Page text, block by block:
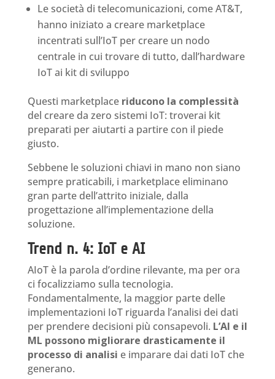
Le società di telecomunicazioni, come AT&T,
hanno iniziato a creare marketplace
incentrati sull’IoT per creare un nodo
centrale in cui trovare di tutto, dall’hardware
IoT ai kit di sviluppo
Questi marketplace riducono la complessità
del creare da zero sistemi IoT: troverai kit
preparati per aiutarti a partire con il piede
giusto.
Sebbene le soluzioni chiavi in mano non siano
sempre praticabili, i marketplace eliminano
gran parte dell’attrito iniziale, dalla
progettazione all’implementazione della
soluzione.
Trend n. 4: IoT e AI
AIoT è la parola d’ordine rilevante, ma per ora
ci focalizziamo sulla tecnologia.
Fondamentalmente, la maggior parte delle
implementazioni IoT riguarda l’analisi dei dati
per prendere decisioni più consapevoli. L’AI e il
ML possono migliorare drasticamente il
processo di analisi e imparare dai dati IoT che
generano.